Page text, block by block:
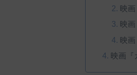
映
映
映
映画『